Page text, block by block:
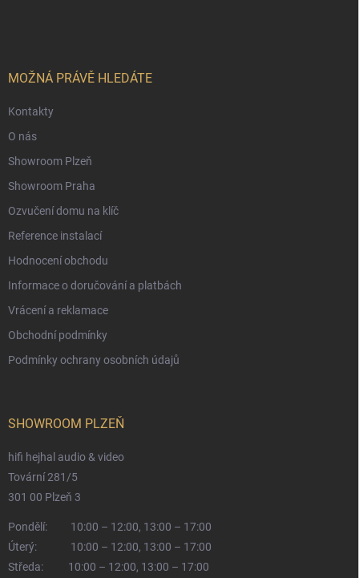
MOŽNÁ PRÁVĚ HLEDÁTE
Kontakty
O nás
Showroom Plzeň
Showroom Praha
Ozvučení domu na klíč
Reference instalací
Hodnocení obchodu
Informace o doručování a platbách
Vrácení a reklamace
Obchodní podmínky
Podmínky ochrany osobních údajů
SHOWROOM PLZEŇ
hifi hejhal audio & video
Tovární 281/5
301 00 Plzeň 3
Pondělí:
10:00 – 12:00, 13:00 – 17:00
Úterý:
10:00 – 12:00, 13:00 – 17:00
Středa:
10:00 – 12:00, 13:00 – 17:00